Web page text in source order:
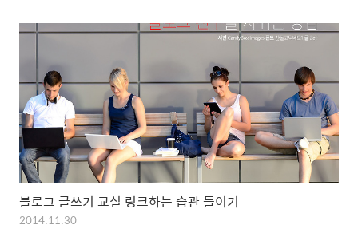
블로그 글쓰기 교실 링크하는 습관 들이기
2014.11.30